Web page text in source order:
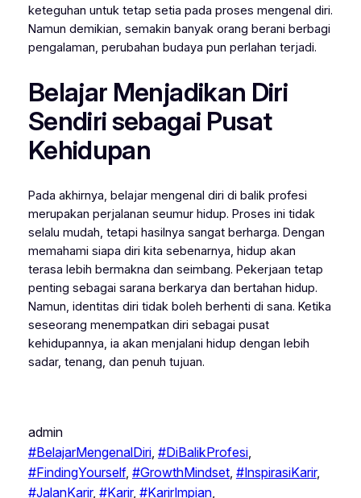
keteguhan untuk tetap setia pada proses mengenal diri.
Namun demikian, semakin banyak orang berani berbagi
pengalaman, perubahan budaya pun perlahan terjadi.
Belajar Menjadikan Diri
Sendiri sebagai Pusat
Kehidupan
Pada akhirnya, belajar mengenal diri di balik profesi
merupakan perjalanan seumur hidup. Proses ini tidak
selalu mudah, tetapi hasilnya sangat berharga. Dengan
memahami siapa diri kita sebenarnya, hidup akan
terasa lebih bermakna dan seimbang. Pekerjaan tetap
penting sebagai sarana berkarya dan bertahan hidup.
Namun, identitas diri tidak boleh berhenti di sana. Ketika
seseorang menempatkan diri sebagai pusat
kehidupannya, ia akan menjalani hidup dengan lebih
sadar, tenang, dan penuh tujuan.
admin
#BelajarMengenalDiri, #DiBalikProfesi
#FindingYourself, #GrowthMindset, #InspirasiKarir
#JalanKarir, #Karir, #KarirImpian